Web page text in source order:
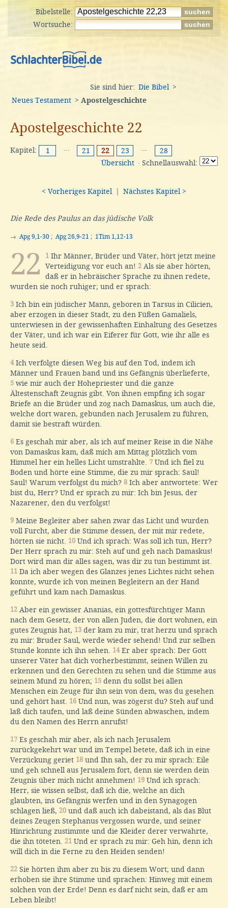
Bibelstelle:
Wortsuche:
Sie sind hier: Die Bibel
>
Neues Testament > Apostelgeschichte
Apostelgeschichte 22
Kapitel: 1 ··· 21 22 23 ···
28
Übersicht · Schnellauswahl:
< Vorheriges Kapitel Nächstes Kapitel >
Die Rede des Paulus an das jüdische Volk
→ Apg 9,1-30 ; Apg 26,9-21 ; 1Tim 1,12-13
22 1 Ihr Männer, Brüder und Väter, hört jetzt meine
Verteidigung vor euch an! 2 Als sie aber hörten,
daß er in hebräischer Sprache zu ihnen redete,
wurden sie noch ruhiger; und er sprach:
3 Ich bin ein jüdischer Mann, geboren in Tarsus in Cilicien,
aber erzogen in dieser Stadt, zu den Füßen Gamaliels,
unterwiesen in der gewissenhaften Einhaltung des Gesetzes
der Väter, und ich war ein Eiferer für Gott, wie ihr alle es
heute seid.
4Ich verfolgte diesen Weg bis auf den Tod, indem ich
Männer und Frauen band und ins Gefängnis überlieferte,
5 wie mir auch der Hohepriester und die ganze
Ältestenschaft Zeugnis gibt. Von ihnen empfing ich sogar
Briefe an die Brüder und zog nach Damaskus, um auch die,
welche dort waren, gebunden nach Jerusalem zu führen,
damit sie bestraft würden.
6 Es geschah mir aber, als ich auf meiner Reise in die Nähe
von Damaskus kam, daß mich am Mittag plötzlich vom
Himmel her ein helles Licht umstrahlte. 7 Und ich fiel zu
Boden und hörte eine Stimme, die zu mir sprach: Saul!
Saul! Warum verfolgst du mich? 8 Ich aber antwortete: Wer
bist du, Herr? Und er sprach zu mir: Ich bin Jesus, der
Nazarener, den du verfolgst!
9 Meine Begleiter aber sahen zwar das Licht und wurden
voll Furcht, aber die Stimme dessen, der mit mir redete,
hörten sie nicht. 10 Und ich sprach: Was soll ich tun, Herr?
Der Herr sprach zu mir: Steh auf und geh nach Damaskus!
Dort wird man dir alles sagen, was dir zu tun bestimmt ist.
11 Da ich aber wegen des Glanzes jenes Lichtes nicht sehen
konnte, wurde ich von meinen Begleitern an der Hand
geführt und kam nach Damaskus.
12 Aber ein gewisser Ananias, ein gottesfürchtiger Mann
nach dem Gesetz, der von allen Juden, die dort wohnen, ein
gutes Zeugnis hat, 13 der kam zu mir, trat herzu und sprach
zu mir: Bruder Saul, werde wieder sehend! Und zur selben
Stunde konnte ich ihn sehen. 14Er aber sprach: Der Gott
unserer Väter hat dich vorherbestimmt, seinen Willen zu
erkennen und den Gerechten zu sehen und die Stimme aus
seinem Mund zu hören; 15 denn du sollst bei allen
Menschen ein Zeuge für ihn sein von dem, was du gesehen
und gehört hast. 16 Und nun, was zögerst du? Steh auf und
laß dich taufen, und laß deine Sünden abwaschen, indem
du den Namen des Herrn anrufst!
17 Es geschah mir aber, als ich nach Jerusalem
zurückgekehrt war und im Tempel betete, daß ich in eine
Verzückung geriet 18 und Ihn sah, der zu mir sprach: Eile
und geh schnell aus Jerusalem fort, denn sie werden dein
Zeugnis über mich nicht annehmen! 19 Und ich sprach:
Herr, sie wissen selbst, daß ich die, welche an dich
glaubten, ins Gefängnis werfen und in den Synagogen
schlagen ließ, 20 und daß auch ich dabeistand, als das Blut
deines Zeugen Stephanus vergossen wurde, und seiner
Hinrichtung zustimmte und die Kleider derer verwahrte,
die ihn töteten. 21 Und er sprach zu mir: Geh hin, denn ich
will dich in die Ferne zu den Heiden senden!
22 Sie hörten ihm aber zu bis zu diesem Wort; und dann
erhoben sie ihre Stimme und sprachen: Hinweg mit einem
solchen von der Erde! Denn es darf nicht sein, daß er am
Leben bleibt!